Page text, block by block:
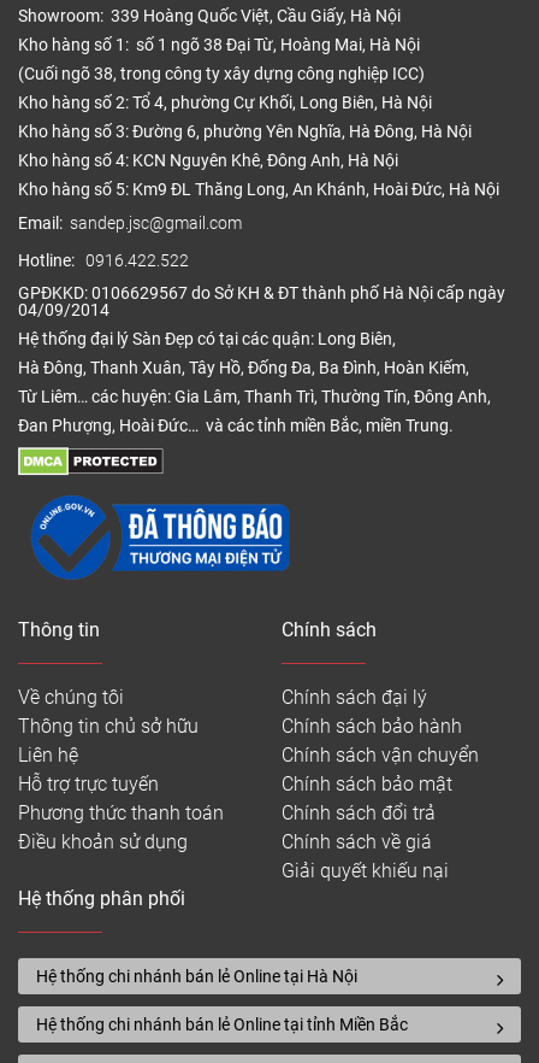
Showroom: 339 Hoàng Quốc Việt, Cầu Giấy, Hà Nội
Kho hàng số 1: số 1 ngõ 38 Đại Từ, Hoàng Mai, Hà Nội
(Cuối ngõ 38, trong công ty xây dựng công nghiệp ICC)
Kho hàng số 2: Tổ 4, phường Cự Khối, Long Biên, Hà Nội
Kho hàng số 3: Đường 6, phường Yên Nghĩa, Hà Đông, Hà Nội
Kho hàng số 4: KCN Nguyên Khê, Đông Anh, Hà Nội
Kho hàng số 5: Km9 ĐL Thăng Long, An Khánh, Hoài Đức, Hà Nội
Email: sandep.jsc@gmail.com
Hotline: 0916.422.522
GPĐKKD: 0106629567 do Sở KH & ĐT thành phố Hà Nội cấp ngày
04/09/2014
Hệ thống đại lý Sàn Đẹp có tại các quận: Long Biên,
Hà Đông, Thanh Xuân, Tây Hồ, Đống Đa, Ba Đình, Hoàn Kiếm,
Từ Liêm… các huyện: Gia Lâm, Thanh Trì, Thường Tín, Đông Anh,
Đan Phượng, Hoài Đức… và các tỉnh miền Bắc, miền Trung.
Thông tin
Về chúng tôi
Thông tin chủ sở hữu
Liên hệ
Hỗ trợ trực tuyến
Phương thức thanh toán
Điều khoản sử dụng
Chính sách
Chính sách đại lý
Chính sách bảo hành
Chính sách vận chuyển
Chính sách bảo mật
Chính sách đổi trả
Chính sách về giá
Giải quyết khiếu nại
Hệ thống phân phối
Hệ thống chi nhánh bán lẻ Online tại Hà Nội
Hệ thống chi nhánh bán lẻ Online tại tỉnh Miền Bắc